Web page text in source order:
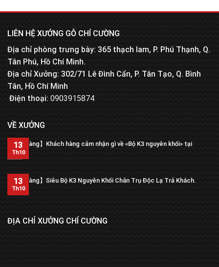
LIÊN HỆ XƯỞNG GỖ CHÍ CƯỜNG
Địa chỉ phòng trưng bày: 365 thạch lam, P. Phú Thạnh, Q.
Tân Phú, Hồ Chí Minh.
Địa chỉ Xưởng: 302/71 Lê Đình Cẩn, P. Tân Tạo, Q. Bình
Tân, Hồ Chí Minh
Điện thoại:0903915874
VỀ XƯỞNG
【Trả hàng】Khách hàng cảm nhận gì về «Bộ K3 nguyên khối» tại
xưởng?
13
Th10
【Trả hàng】Siêu Bộ K3 Nguyên Khối Chân Trụ Độc Lạ Trả Khách.
13
Th10
ĐỊA CHỈ XƯỞNG CHÍ CƯỜNG